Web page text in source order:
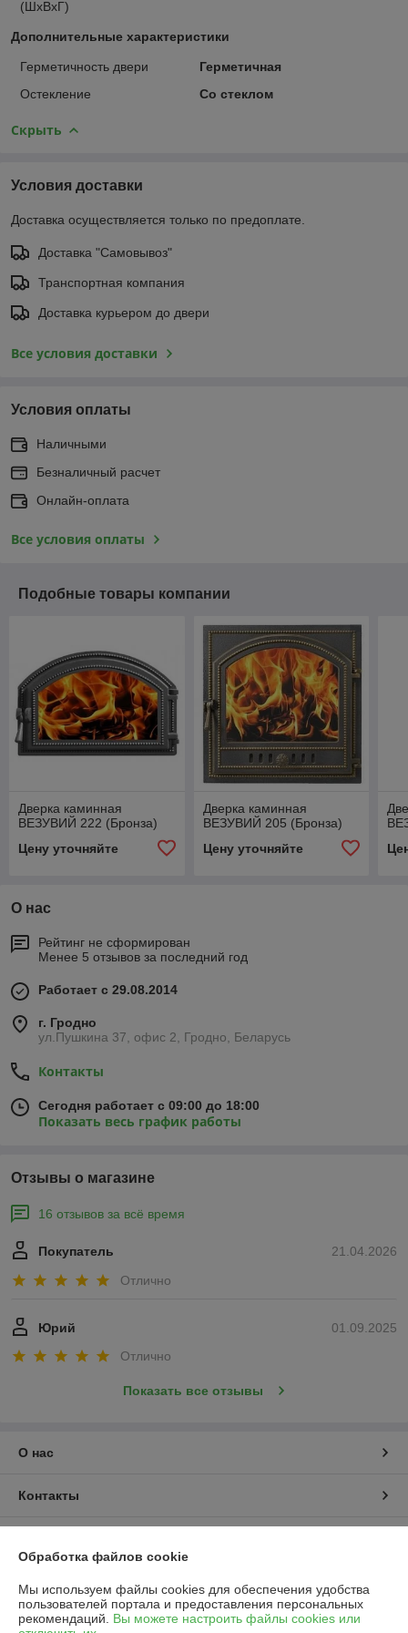
(ШхВхГ)
Дополнительные характеристики
Герметичность двери
Герметичная
Остекление
Со стеклом
Скрыть
Условия доставки
Доставка осуществляется только по предоплате.
Доставка "Самовывоз"
Транспортная компания
Доставка курьером до двери
Все условия доставки
Условия оплаты
Наличными
Безналичный расчет
Онлайн-оплата
Все условия оплаты
Подобные товары компании
Дверка каминная
ВЕЗУВИЙ 222 (Бронза)
Цену уточняйте
Дверка каминная
ВЕЗУВИЙ 205 (Бронза)
Цену уточняйте
О нас
Рейтинг не сформирован
Менее 5 отзывов за последний год
Работает с 29.08.2014
г. Гродно
ул.Пушкина 37, офис 2, Гродно, Беларусь
Контакты
Сегодня работает с 09:00 до 18:00
Показать весь график работы
Отзывы о магазине
16 отзывов за всё время
21.04.2026
Покупатель
Отлично
01.09.2025
Юрий
Отлично
Показать все отзывы
О нас
Контакты
Полная версия сайта
Обработка файлов cookie
Мы используем файлы cookies для обеспечения удобства
пользователей портала и предоставления персональных
рекомендаций. Вы можете настроить файлы cookies или